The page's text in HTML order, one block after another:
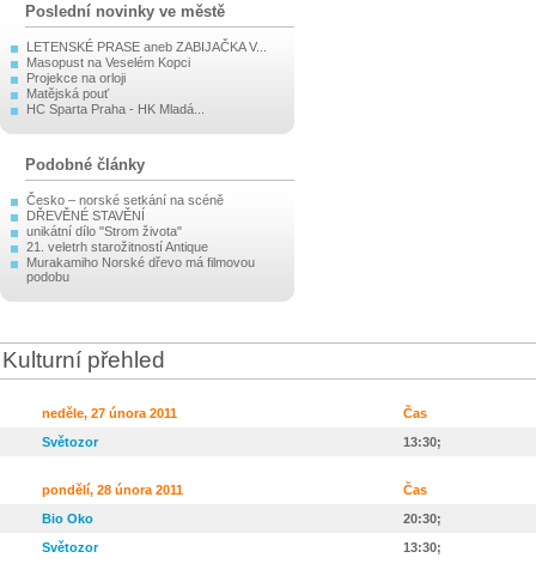
Poslední novinky ve městě
LETENSKÉ PRASE aneb ZABIJAČKA V...
Masopust na Veselém Kopci
Projekce na orloji
Matějská pouť
HC Sparta Praha - HK Mladá...
Podobné články
Česko – norské setkání na scéně
DŘEVĚNÉ STAVĚNÍ
unikátní dílo "Strom života"
21. veletrh starožitností Antique
Murakamiho Norské dřevo má filmovou
podobu
Kulturní přehled
neděle, 27 února 2011
Čas
Světozor
13:30;
pondělí, 28 února 2011
Čas
Bio Oko
20:30;
Světozor
13:30;